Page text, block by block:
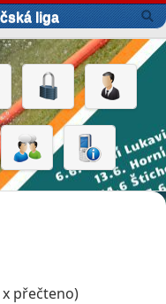
liga
x přečteno)